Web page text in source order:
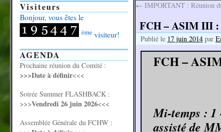
← IMPORTANT : Réunion
FCH – ASIM III :
Publié le 17 juin 2014 par
FCH –
Mi-temps : 1
assisté de
Visiteurs
Bonjour, vous êtes le
ème visiteur!
AGENDA
Prochaine réunion du Comité :
>>>Date à définir<<<
Soirée Summer FLASHBACK :
>>>Vendredi 26 juin 2026<<<
Assemblée Générale du FCHW :